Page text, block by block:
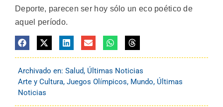
Deporte, parecen ser hoy sólo un eco poético de
aquel período.
Archivado en: Salud, Últimas Noticias
Arte y Cultura, Juegos Olímpicos, Mundo, Últimas
Noticias